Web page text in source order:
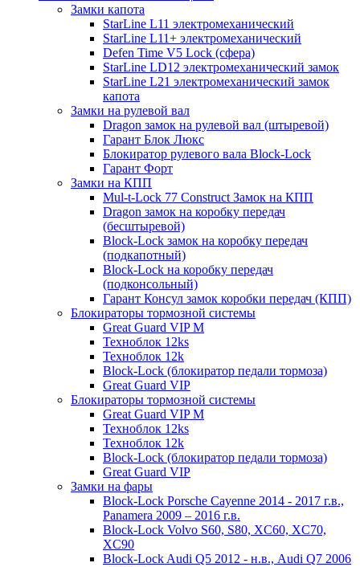
Замки капота
StarLine L11 электромеханический
StarLine L11+ электромеханический
Defen Time V5 Lock (сфера)
StarLine LD12 электромеханический замок
StarLine L21 электромеханический замок
капота
Замки на рулевой вал
Dragon замок на рулевой вал (штыревой)
Гарант Блок Люкс
Блокиратор рулевого вала Block-Lock
Гарант Форт
Замки на КПП
Mul-t-Lock 77 Construct Замок на КПП
Dragon замок на коробку передач
(бесштыревой)
Block-Lock замок на коробку передач
(подкапотный)
Block-Lock на коробку передач
(подконсольный)
Гарант Консул замок коробки передач (КПП)
Блокираторы тормозной системы
Great Guard VIP M
Техноблок 12ks
Техноблок 12k
Block-Lock (блокиратор педали тормоза)
Great Guard VIP
Блокираторы тормозной системы
Great Guard VIP M
Техноблок 12ks
Техноблок 12k
Block-Lock (блокиратор педали тормоза)
Great Guard VIP
Замки на фары
Block-Lock Porsche Cayenne 2014 - 2017 г.в.,
Panamera 2009 – 2016 г.в.
Block-Lock Volvo S60, S80, XC60, XC70,
XC90
Block-Lock Audi Q5 2012 - н.в., Audi Q7 2006